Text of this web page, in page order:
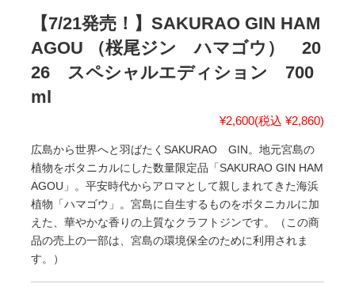
【7/21発売！】SAKURAO GIN HAM
AGOU （桜尾ジン ハマゴウ） 20
26 スペシャルエディション 700
ml
¥2,600(税込 ¥2,860)
広島から世界へと羽ばたくSAKURAO GIN。地元宮島の
植物をボタニカルにした数量限定品「SAKURAO GIN HAM
AGOU」。平安時代からアロマとして親しまれてきた海浜
植物「ハマゴウ」。宮島に自生するものをボタニカルに加
えた、華やかな香りの上質なクラフトジンです。（この商
品の売上の一部は、宮島の環境保全のために利用されま
す。）